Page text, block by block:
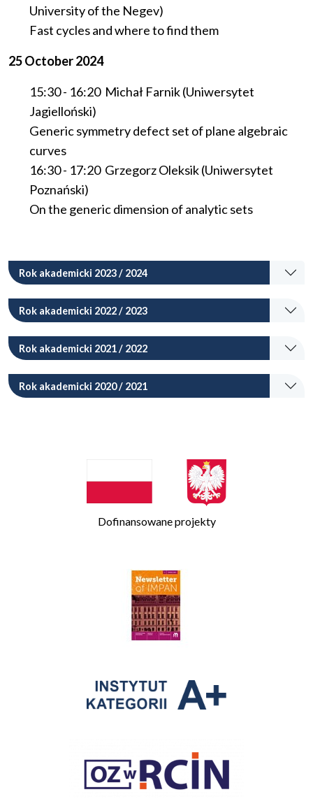
University of the Negev)
Fast cycles and where to find them
25 October 2024
15:30 - 16:20 Michał Farnik (Uniwersytet
Jagielloński)
Generic symmetry defect set of plane algebraic
curves
16:30 - 17:20 Grzegorz Oleksik (Uniwersytet
Poznański)
On the generic dimension of analytic sets
Rok akademicki 2023 / 2024
Rok akademicki 2022 / 2023
Rok akademicki 2021 / 2022
Rok akademicki 2020 / 2021
Dofinansowane projekty